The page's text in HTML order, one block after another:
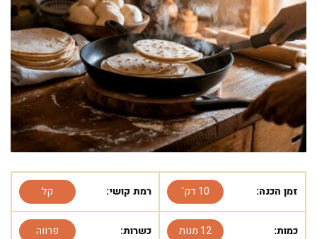
זמן הכנה: 10 דק' רמת קושי: קל
כמות: 12 מנות כשרות: פרווה